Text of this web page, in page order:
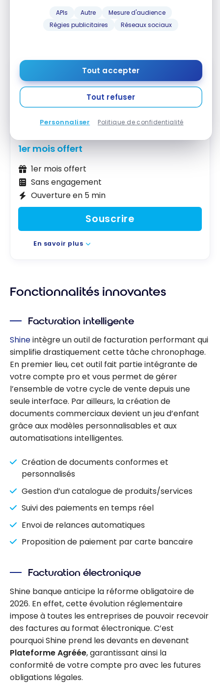
APIs Autre
Mesure d'audience
Régies publicitaires
Réseaux sociaux
Tout accepter
Tout refuser
Personnaliser Politique de confidentialité
10 comptes avec IBAN distincts et d’attribuer 10
cartes physiques Premium plus des cartes virtuelles
Carte PME
1er mois offert
1er mois offert
Sans engagement
Ouverture en 5 min
Souscrire
En savoir plus
Fonctionnalités innovantes
Facturation intelligente
Shineintègre un outil de facturation performant qui
simplifie drastiquement cette tâche chronophage.
En premier lieu, cet outil fait partie intégrante de
votre compte pro et vous permet de gérer
l’ensemble de votre cycle de vente depuis une
seule interface. Par ailleurs, la création de
documents commerciaux devient un jeu d’enfant
grâce aux modèles personnalisables et aux
automatisations intelligentes.
Création de documents conformes et
personnalisés
Gestion d’un catalogue de produits/services
Suivi des paiements en temps réel
Envoi de relances automatiques
Proposition de paiement par carte bancaire
Facturation électronique
Shine banque anticipe la réforme obligatoire de
2026. En effet, cette évolution réglementaire
impose à toutes les entreprises de pouvoir recevoir
des factures au format électronique. C’est
pourquoi Shine prend les devants en devenant
Plateforme Agréée, garantissant ainsi la
conformité de votre compte pro avec les futures
obligations légales.